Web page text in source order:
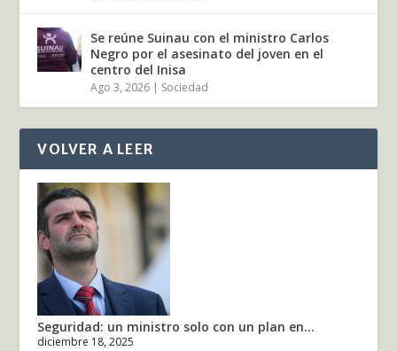
Se reúne Suinau con el ministro Carlos
Negro por el asesinato del joven en el
centro del Inisa
Ago 3, 2026 | Sociedad
VOLVER A LEER
Seguridad: un ministro solo con un plan en...
diciembre 18, 2025